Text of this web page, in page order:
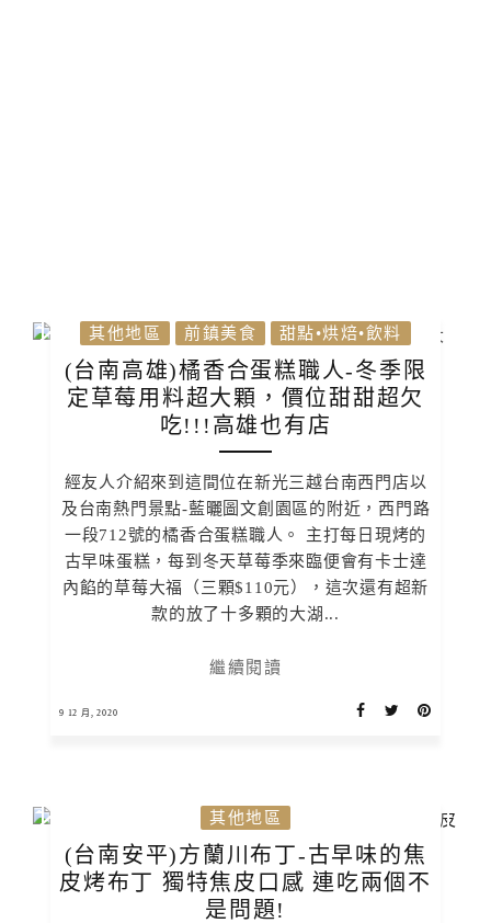
其他地區 前鎮美食 甜點•烘焙•飲料
(台南高雄)橘香合蛋糕職人-冬季限
定草莓用料超大顆，價位甜甜超欠
吃!!!高雄也有店
經友人介紹來到這間位在新光三越台南西門店以
及台南熱門景點-藍曬圖文創園區的附近，西門路
一段712號的橘香合蛋糕職人。 主打每日現烤的
古早味蛋糕，每到冬天草莓季來臨便會有卡士達
內餡的草莓大福（三顆$110元），這次還有超新
款的放了十多顆的大湖...
繼續閱讀
9 12 月, 2020
其他地區
(台南安平)方蘭川布丁-古早味的焦
皮烤布丁 獨特焦皮口感 連吃兩個不
是問題!